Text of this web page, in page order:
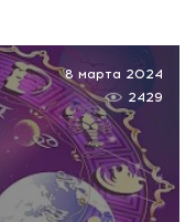
8 марта 2024
2429